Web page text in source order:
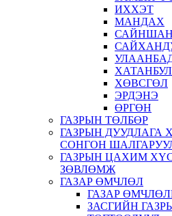
ИХХЭТ
МАНДАХ
ХӨВСГӨЛ
ЭРДЭНЭ
ӨРГӨН
ГАЗРЫН ТӨЛБӨР
ГАЗРЫН ДУУДЛАГА
СОНГОН
ГАЗРЫН ЦАХИМ
ЗӨВЛӨМЖ
ГАЗАР ӨМЧЛӨЛ
ГАЗАР
ЗАСГИЙН